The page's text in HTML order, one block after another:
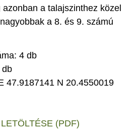
a talajszinthez közel
a 8. és 9. számú
4 db
db
47.9187141 N 20.4550019
(PDF)